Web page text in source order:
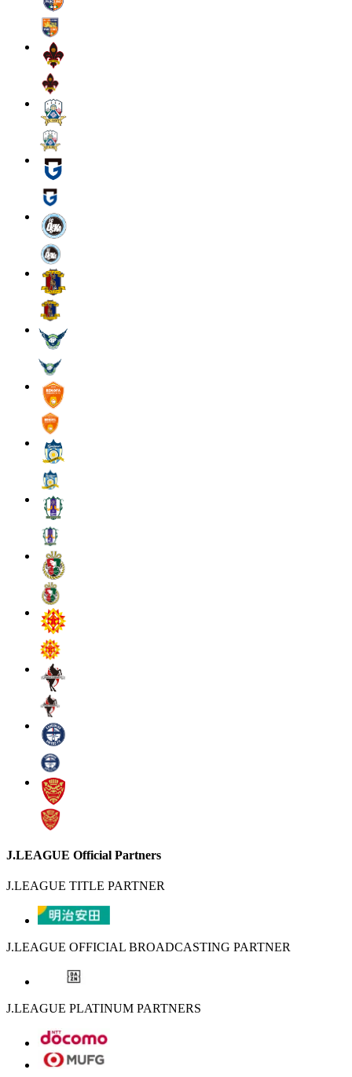
J.LEAGUE Official Partners
J.LEAGUE TITLE PARTNER
J.LEAGUE OFFICIAL BROADCASTING PARTNER
J.LEAGUE PLATINUM PARTNERS